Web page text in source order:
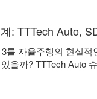
: TTTech Auto,
를 자율주행의 현실
을까? TTTech Auto